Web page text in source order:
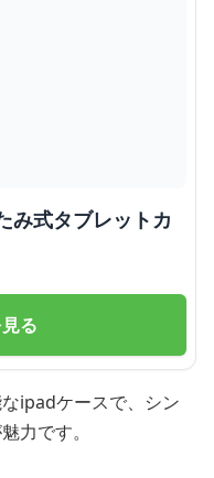
式タブレットカ
る
ipadケースで、シン
力です。